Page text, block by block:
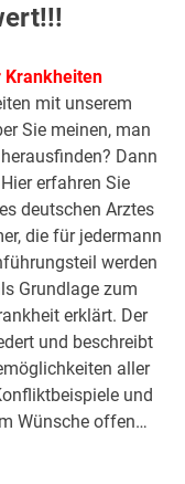
Krankheiten
mit unserem
Sie meinen, man
Dann
erfahren Sie
deutschen Arztes
die für jedermann
werden
Grundlage zum
erklärt. Der
und beschreibt
aller
und
Wünsche offen…